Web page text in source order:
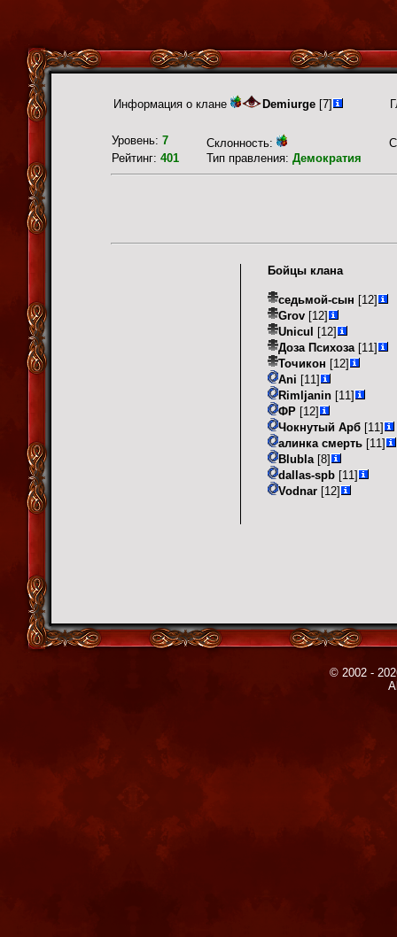
Информация о клане Demiurge [7]
Уровень: 7 Склонность:
Рейтинг: 401 Тип правления: Демократия
Бойцы клана
седьмой-сын [12]
Grov [12]
Unicul [12]
Доза Психоза [11]
Точикон [12]
Ani [11]
Rimljanin [11]
ФР [12]
Чокнутый Арб [11]
алинка смерть [11]
Blubla [8]
dallas-spb [11]
Vodnar [12]
© 2002 -